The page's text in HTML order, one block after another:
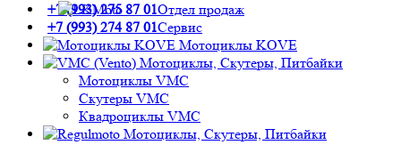
+7 (993) 275 87 01Отдел продаж
+7 (993) 274 87 01Сервис
Мотоциклы KOVE
Мотоциклы, Скутеры, Питбайки
Мотоциклы VMC
Скутеры VMC
Квадроциклы VMC
Мотоциклы, Скутеры, Питбайки